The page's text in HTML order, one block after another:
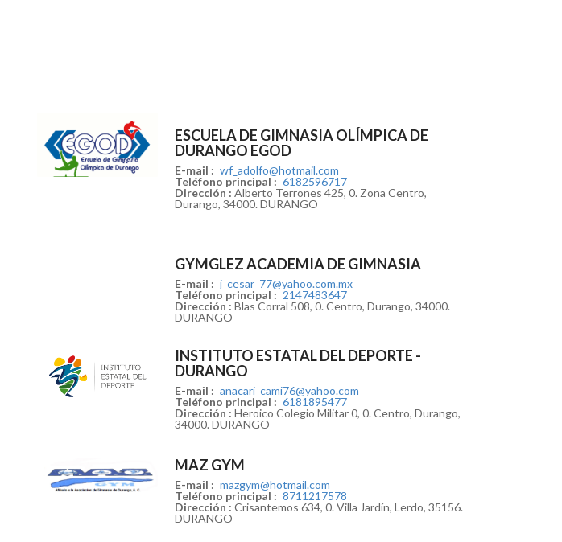
ESCUELA DE GIMNASIA OLÍMPICA DE
DURANGO EGOD
E-mail : wf_adolfo@hotmail.com
Teléfono principal : 6182596717
Dirección : Alberto Terrones 425, 0. Zona Centro,
Durango, 34000. DURANGO
GYMGLEZ ACADEMIA DE GIMNASIA
E-mail : j_cesar_77@yahoo.com.mx
Teléfono principal : 2147483647
Dirección : Blas Corral 508, 0. Centro, Durango, 34000.
DURANGO
INSTITUTO ESTATAL DEL DEPORTE -
DURANGO
E-mail : anacari_cami76@yahoo.com
Teléfono principal : 6181895477
Dirección : Heroico Colegio Militar 0, 0. Centro, Durango,
34000. DURANGO
MAZ GYM
E-mail : mazgym@hotmail.com
Teléfono principal : 8711217578
Dirección : Crisantemos 634, 0. Villa Jardín, Lerdo, 35156.
DURANGO